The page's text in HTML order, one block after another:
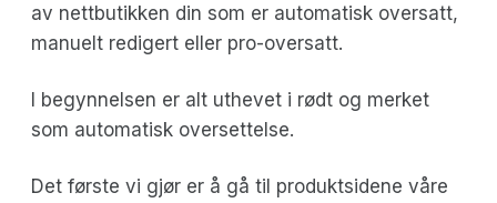
av nettbutikken din som er automatisk oversatt,
manuelt redigert eller pro-oversatt.
I begynnelsen er alt uthevet i rødt og merket
som automatisk oversettelse.
Det første vi gjør er å gå til produktsidene våre